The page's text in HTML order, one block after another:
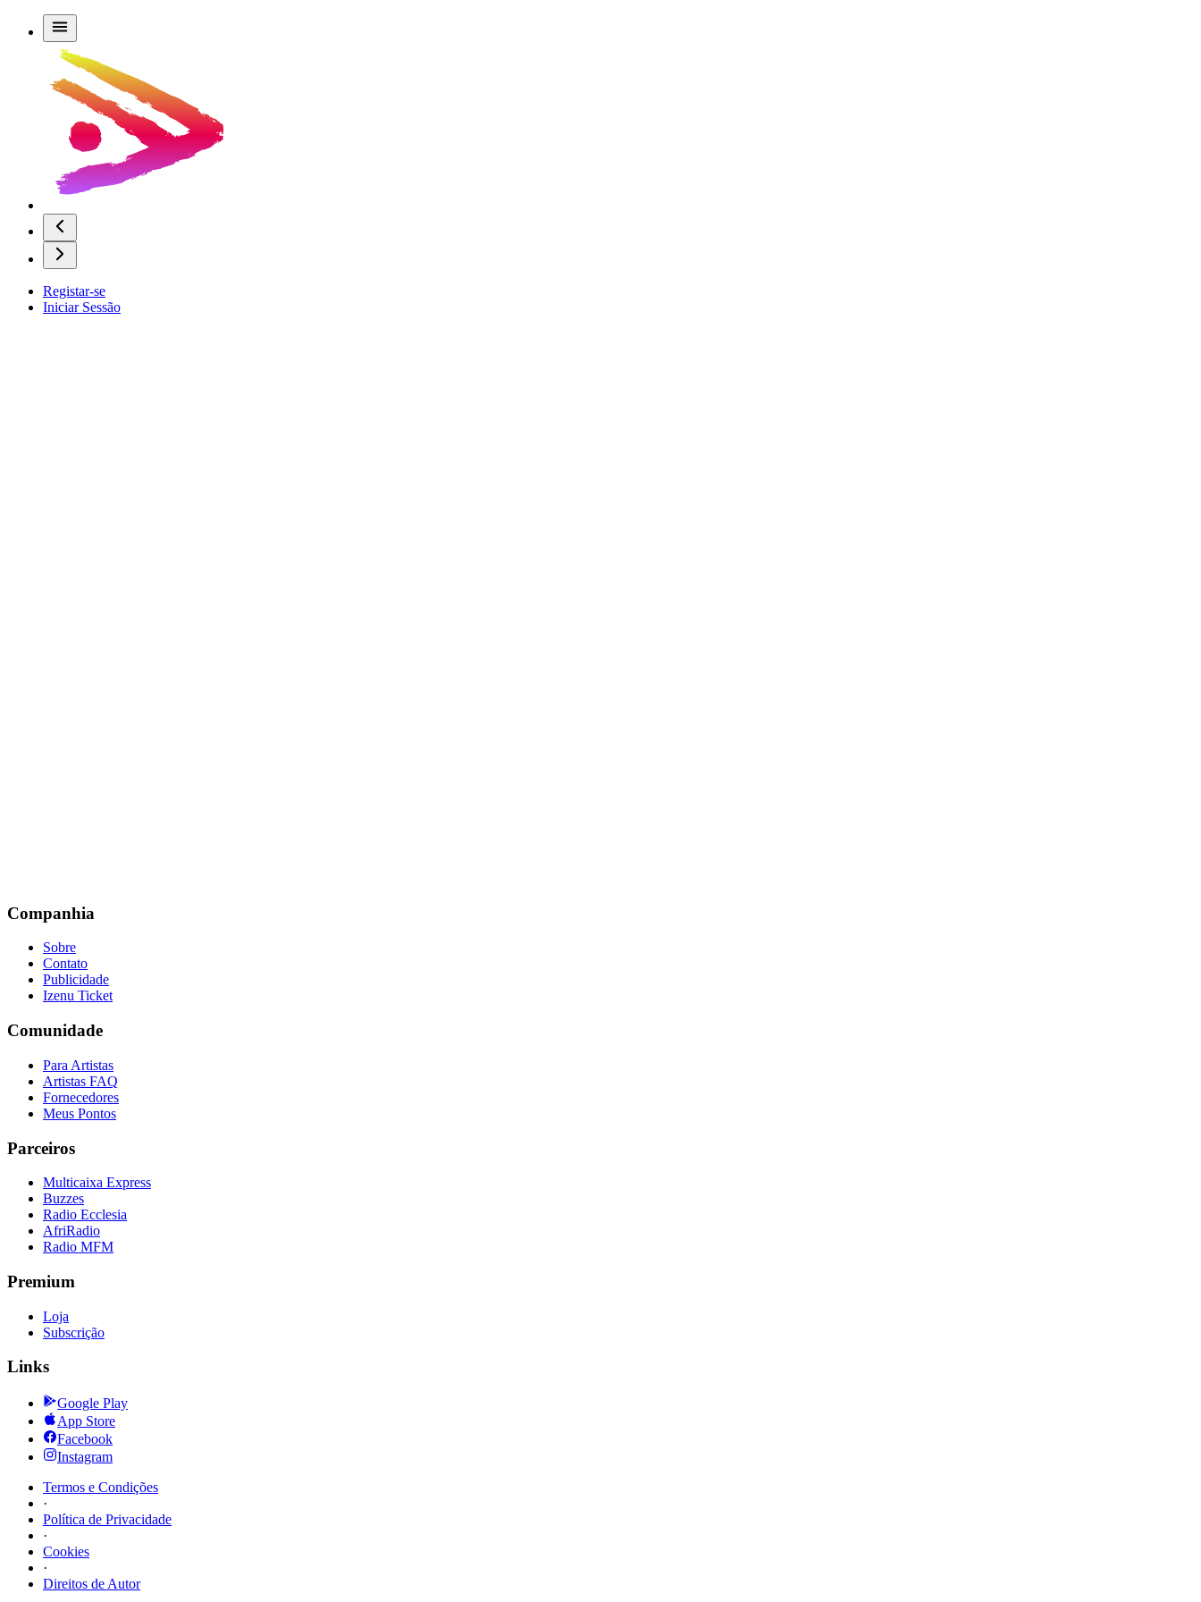
Registar-se
Iniciar Sessão
Companhia
Sobre
Contato
Publicidade
Izenu Ticket
Comunidade
Para Artistas
Artistas FAQ
Fornecedores
Meus Pontos
Parceiros
Multicaixa Express
Buzzes
Radio Ecclesia
AfriRadio
Radio MFM
Premium
Loja
Subscrição
Links
Google Play
App Store
Facebook
Instagram
Termos e Condições
·
Política de Privacidade
·
Cookies
·
Direitos de Autor